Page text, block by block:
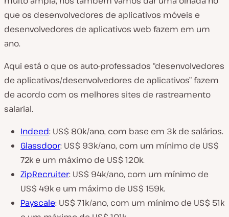
que os desenvolvedores de aplicativos móveis e
desenvolvedores de aplicativos web fazem em um
ano.
Aqui está o que os auto-professados “desenvolvedores
de aplicativos/desenvolvedores de aplicativos” fazem
de acordo com os melhores sites de rastreamento
salarial.
Indeed: US$ 80k/ano, com base em 3k de salários.
Glassdoor: US$ 93k/ano, com um mínimo de US$
72k e um máximo de US$ 120k.
ZipRecruiter: US$ 94k/ano, com um mínimo de
US$ 49k e um máximo de US$ 159k.
Payscale: US$ 71k/ano, com um mínimo de US$ 51k